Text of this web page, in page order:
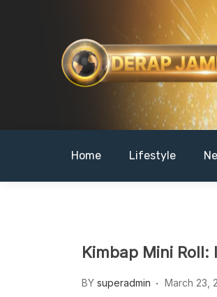
DERAPJAMBI
Home Lifestyle
Kimbap Mini Roll:
BY superadmin March 23,